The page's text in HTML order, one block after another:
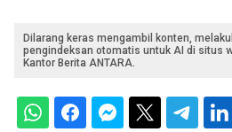
Dilarang keras mengambil konten,
pengindeksan otomatis untuk AI di situs
Kantor Berita ANTARA.